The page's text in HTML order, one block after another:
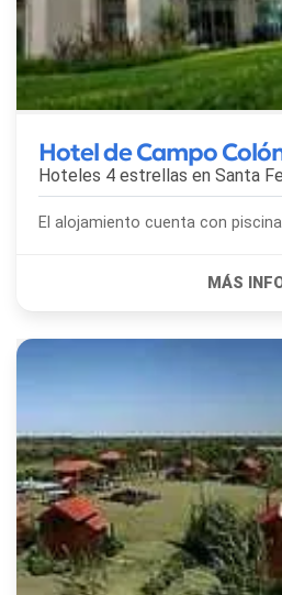
Hotel de Campo
Hoteles 4 estrellas en Santa Fe